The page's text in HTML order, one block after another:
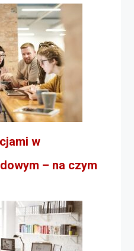
w
– na czym